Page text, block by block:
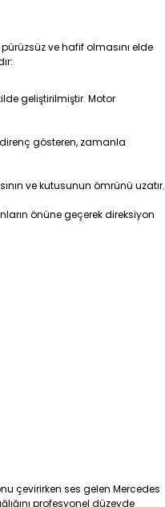
ve hafif olmasını elde
geliştirilmiştir. Motor
gösteren, zamanla
ve kutusunun ömrünü uzatır.
önüne geçerek direksiyon
çevirirken ses gelen Mercedes
profesyonel düzeyde